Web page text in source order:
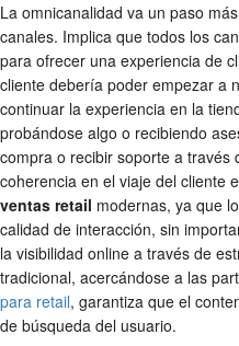
La omnicanalidad va un paso
canales. Implica que todos los
para ofrecer una experiencia de
cliente debería poder empezar a
continuar la experiencia en la
probándose algo o recibiendo
compra o recibir soporte a través
coherencia en el viaje del cliente
ventas retail modernas, ya que
calidad de interacción, sin
la visibilidad online a través de
tradicional, acercándose a las
para retail, garantiza que el
de búsqueda del usuario.